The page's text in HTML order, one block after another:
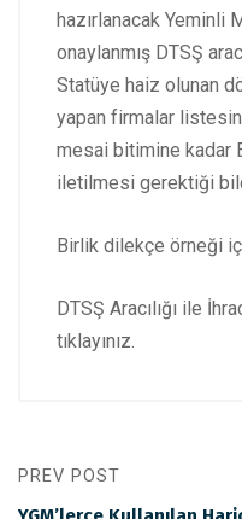
hazırlanacak Yeminli
onaylanmış DTSŞ
Statüye haiz olunan
yapan firmalar
mesai bitimine kadar
iletilmesi gerektiği
Birlik dilekçe örneği
DTSŞ Aracılığı ile
tıklayınız.
PREV POST